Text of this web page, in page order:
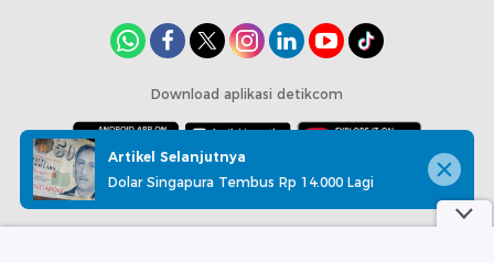
Download aplikasi detikcom
Copyright @ 2026 detikcom, All right reserved
Artikel Selanjutnya
Dolar Singapura Tembus Rp 14.000 Lagi